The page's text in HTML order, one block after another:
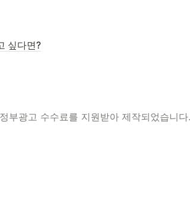
싶다면?
부광고 수수료를 지원받아 제작되었습니다.